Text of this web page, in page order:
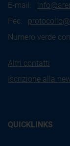
E-mail:
Pec:
Numero verde
Altri contatti
Iscrizione alla
QUICKLINKS